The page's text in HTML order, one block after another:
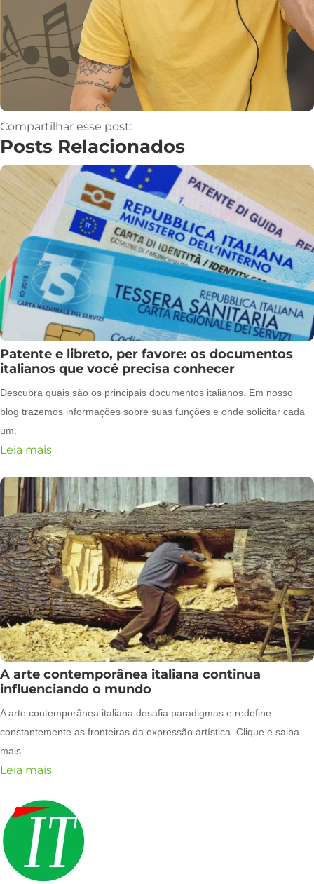
Compartilhar esse post:
Posts Relacionados
Patente e libreto, per favore: os documentos
italianos que você precisa conhecer
Descubra quais são os principais documentos italianos. Em nosso
blog trazemos informações sobre suas funções e onde solicitar cada
um.
Leia mais
A arte contemporânea italiana continua
influenciando o mundo
A arte contemporânea italiana desafia paradigmas e redefine
constantemente as fronteiras da expressão artística. Clique e saiba
mais.
Leia mais